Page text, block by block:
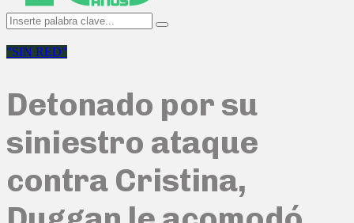
Search
for:
Search
"SIN RED"
Detonado por su
siniestro ataque
contra Cristina,